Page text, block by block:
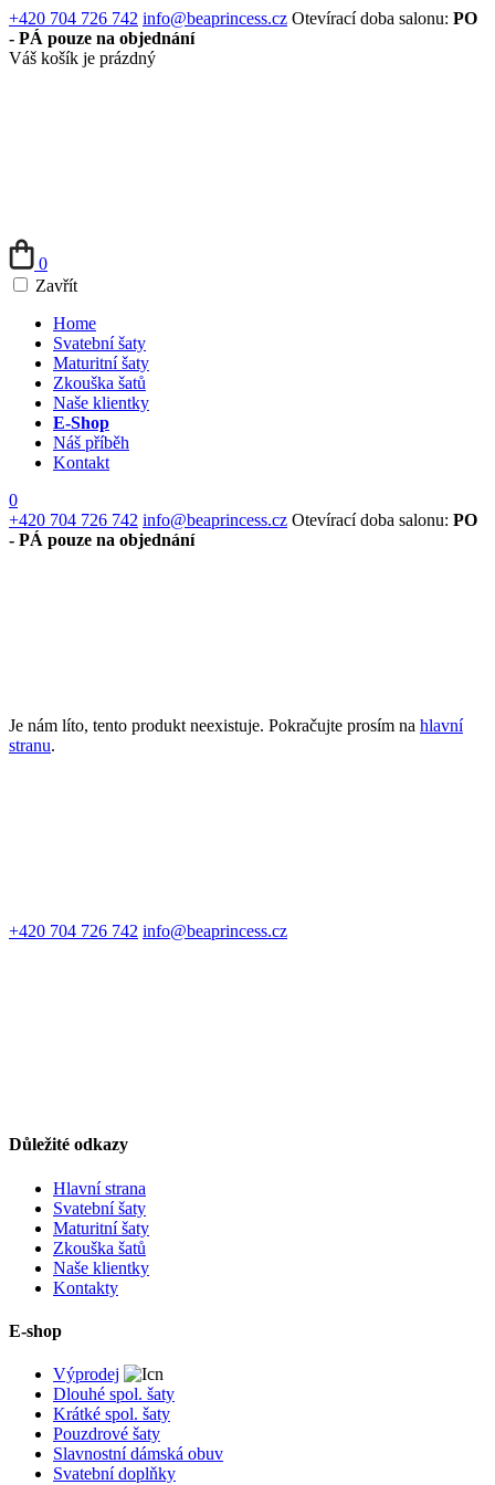
+420 704 726 742 info@beaprincess.cz Otevírací doba salonu: PO
- PÁ pouze na objednání
Váš košík je prázdný
0
Zavřít
Home
Svatební šaty
Maturitní šaty
Zkouška šatů
Naše klientky
E-Shop
Náš příběh
Kontakt
0
+420 704 726 742 info@beaprincess.cz Otevírací doba salonu: PO
- PÁ pouze na objednání
Je nám líto, tento produkt neexistuje. Pokračujte prosím na hlavní
stranu.
+420 704 726 742 info@beaprincess.cz
Důležité odkazy
Hlavní strana
Svatební šaty
Maturitní šaty
Zkouška šatů
Naše klientky
Kontakty
E-shop
Výprodej
Dlouhé spol. šaty
Krátké spol. šaty
Pouzdrové šaty
Slavnostní dámská obuv
Svatební doplňky